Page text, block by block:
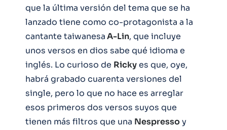
que la última versión del tema que se ha
lanzado tiene como co-protagonista a la
cantante taiwanesaA-Lin, que incluye
unos versos en dios sabe qué idioma e
inglés. Lo curioso de Rickyes que, oye,
habrá grabado cuarenta versiones del
single, pero lo que no hace es arreglar
esos primeros dos versos suyos que
tienen más filtros que una Nespressoy